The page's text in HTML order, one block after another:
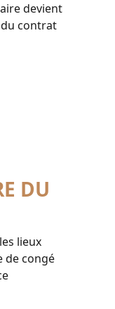
devient
contrat
DU
lieux
de congé